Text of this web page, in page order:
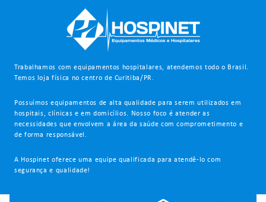
Trabalhamos com equipamentos hospitalares, atendemos todo o Brasil.
Temos loja física no centro de Curitiba/PR.
Possuímos equipamentos de alta qualidade para serem utilizados em
hospitais, clínicas e em domicílios. Nosso foco é atender as
necessidades que envolvem a área da saúde com comprometimento e
de forma responsável.
A Hospinet oferece uma equipe qualificada para atendê-lo com
segurança e qualidade!